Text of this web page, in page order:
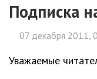
Подписка
07 декабря 2011,
Уважаемые